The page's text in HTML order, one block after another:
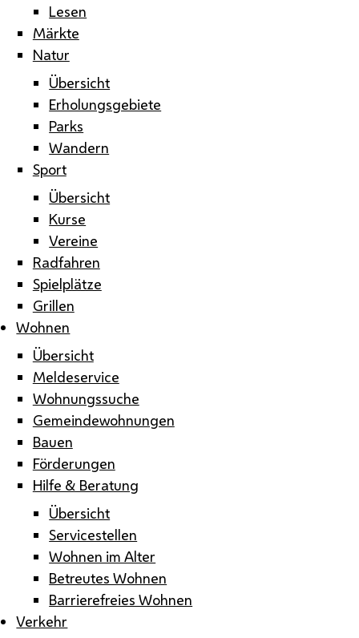
Lesen
Märkte
Natur
Übersicht
Erholungsgebiete
Parks
Wandern
Sport
Übersicht
Kurse
Vereine
Radfahren
Spielplätze
Grillen
Wohnen
Übersicht
Meldeservice
Wohnungssuche
Gemeindewohnungen
Bauen
Förderungen
Hilfe & Beratung
Übersicht
Servicestellen
Wohnen im Alter
Betreutes Wohnen
Barrierefreies Wohnen
Verkehr